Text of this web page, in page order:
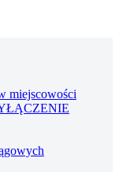
miejscowości